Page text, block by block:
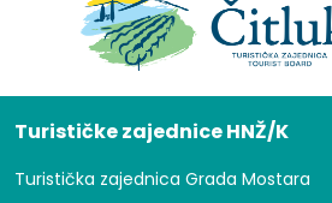
Turističke zajednice HNŽ/K
Turistička zajednica Grada Mostara